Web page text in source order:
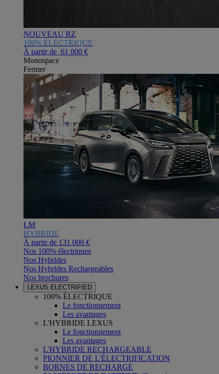
NOUVEAU RZ
100% ÉLECTRIQUE
À partir de 61 000 €
Monospace
Fermer
LM
HYBRIDE
À partir de 131 000 €
Nos 100% électriques
Nos Hybrides
Nos Hybrides Rechargeables
Nos brochures
LEXUS ELECTRIFIED
100% ÉLECTRIQUE
Le fonctionnement
Les avantages
L'HYBRIDE LEXUS
Le fonctionnement
Les avantages
L'HYBRIDE RECHARGEABLE
PIONNIER DE L'ÉLECTRIFICATION
BORNES DE RECHARGE